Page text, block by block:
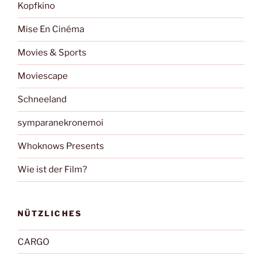
Kopfkino
Mise En Cinéma
Movies & Sports
Moviescape
Schneeland
symparanekronemoi
Whoknows Presents
Wie ist der Film?
NÜTZLICHES
CARGO